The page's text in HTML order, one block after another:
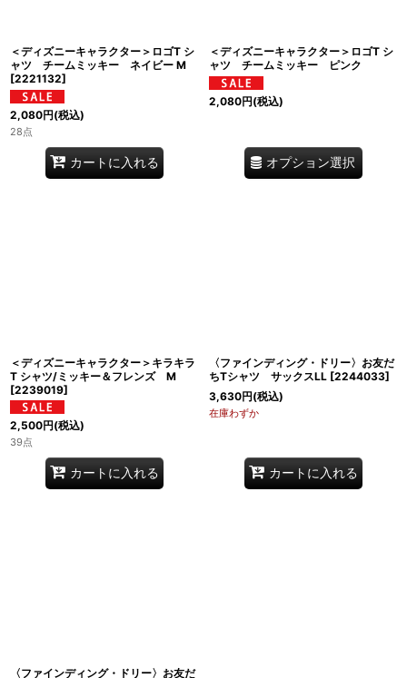
＜ディズニーキャラクター＞ロゴT シ
ャツ チームミッキー ネイビー M
[2221132]
2,080円(税込)
28点
カートに入れる
＜ディズニーキャラクター＞ロゴT シ
ャツ チームミッキー ピンク
2,080円(税込)
オプション選択
＜ディズニーキャラクター＞キラキラ
T シャツ/ミッキー＆フレンズ M
[2239019]
2,500円(税込)
39点
カートに入れる
〈ファインディング・ドリー〉お友だ
ちTシャツ サックスLL [2244033]
3,630円(税込)
在庫わずか
カートに入れる
〈ファインディング・ドリー〉お友だ